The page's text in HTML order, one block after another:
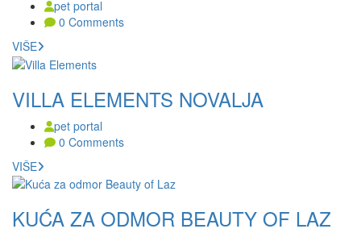
pet portal
0 Comments
VIŠE
VILLA ELEMENTS NOVALJA
pet portal
0 Comments
VIŠE
KUĆA ZA ODMOR BEAUTY OF LAZ